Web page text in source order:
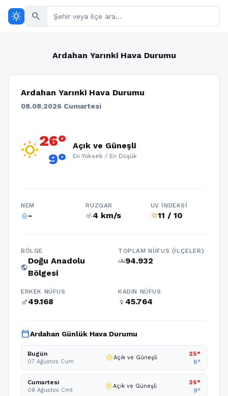
wb_sunny search
Ardahan Yarınki Hava Durumu
Ardahan Yarınki Hava Durumu
08.08.2026 Cumartesi
wb_sunny26°
9°
Açık ve Güneşli
En Yüksek / En Düşük
NEM
humidity_percentage-
RÜZGAR
air4 km/s
UV İNDEKSI
wb_sunny11 / 10
BÖLGE
public
Doğu Anadolu
Bölgesi
TOPLAM NÜFUS (İLÇELER)
groups94.932
ERKEK NÜFUS
male49.168
KADIN NÜFUS
female 45.764
calendar_todayArdahan Günlük Hava Durumu
Bugün
07 Ağustos Cum wb_sunnyAçık ve Güneşli
25°
8°
Cumartesi
08 Ağustos Cmt wb_sunnyAçık ve Güneşli
26°
9°